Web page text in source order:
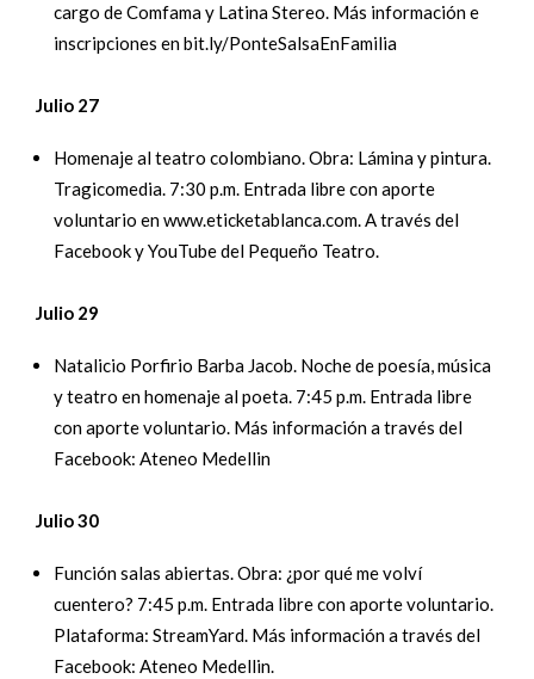
cargo de Comfama y Latina Stereo. Más información e
inscripciones en bit.ly/PonteSalsaEnFamilia
Julio 27
Homenaje al teatro colombiano. Obra: Lámina y pintura.
Tragicomedia. 7:30 p.m. Entrada libre con aporte
voluntario en www.eticketablanca.com. A través del
Facebook y YouTube del Pequeño Teatro.
Julio 29
Natalicio Porfirio Barba Jacob. Noche de poesía, música
y teatro en homenaje al poeta. 7:45 p.m. Entrada libre
con aporte voluntario. Más información a través del
Facebook: Ateneo Medellin
Julio 30
Función salas abiertas. Obra: ¿por qué me volví
cuentero? 7:45 p.m. Entrada libre con aporte voluntario.
Plataforma: StreamYard. Más información a través del
Facebook: Ateneo Medellin.